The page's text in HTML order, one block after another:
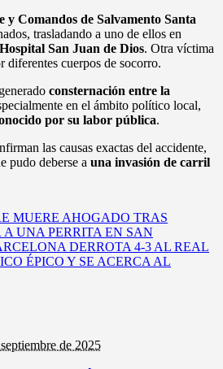
y Comandos de Salvamento Santa
trasladando a uno de ellos en
Hospital San Juan de Dios. Otra víctima
diferentes cuerpos de socorro.
consternación entre la
en el ámbito político local,
por su labor pública.
las causas exactas del accidente,
pudo deberse a una invasión de carril
MUERE AHOGADO TRAS
UNA PERRITA EN SAN
DERROTA 4-3 AL REAL
ÉPICO Y SE ACERCA AL
de 2025